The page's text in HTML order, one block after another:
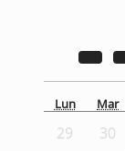
Lun Mar
29 30